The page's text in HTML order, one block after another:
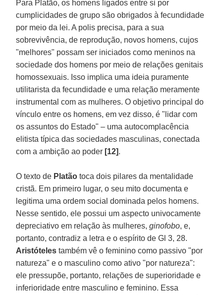
Para Platão, os homens ligados entre si por
cumplicidades de grupo são obrigados à fecundidade
por meio da lei. A polis precisa, para a sua
sobrevivência, de reprodução, novos homens, cujos
"melhores" possam ser iniciados como meninos na
sociedade dos homens por meio de relações genitais
homossexuais. Isso implica uma ideia puramente
utilitarista da fecundidade e uma relação meramente
instrumental com as mulheres. O objetivo principal do
vínculo entre os homens, em vez disso, é "lidar com
os assuntos do Estado" – uma autocomplacência
elitista típica das sociedades masculinas, conectada
com a ambição ao poder [12].
O texto de Platão toca dois pilares da mentalidade
cristã. Em primeiro lugar, o seu mito documenta e
legitima uma ordem social dominada pelos homens.
Nesse sentido, ele possui um aspecto univocamente
depreciativo em relação às mulheres,ginofobo, e,
portanto, contradiz a letra e o espírito de Gl 3, 28.
Aristóteles também vê o feminino como passivo "por
natureza" e o masculino como ativo "por natureza":
ele pressupõe, portanto, relações de superioridade e
inferioridade entre masculino e feminino. Essa